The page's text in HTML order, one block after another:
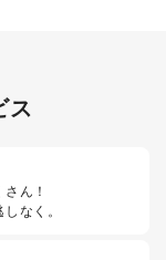
ス
ん！
なく。